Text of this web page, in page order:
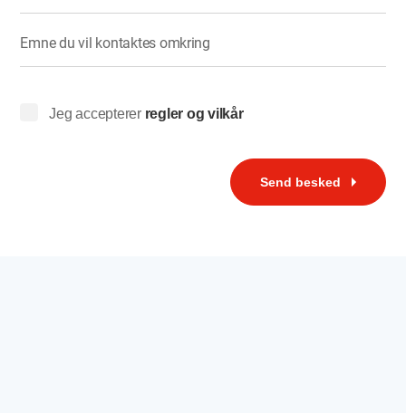
Emne du vil kontaktes omkring
Jeg accepterer regler og vilkår
Send besked